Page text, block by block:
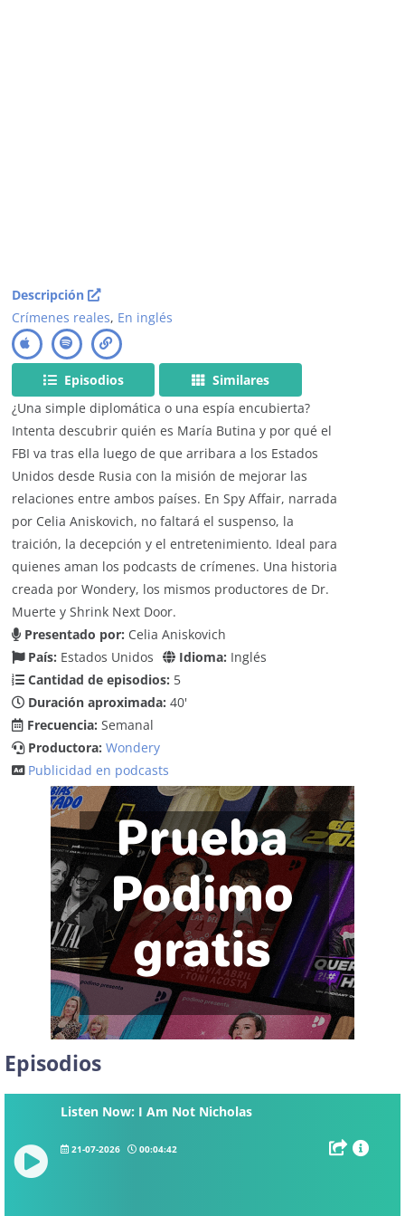
Descripción
Crímenes reales, En inglés
Episodios
Similares
¿Una simple diplomática o una espía encubierta?
Intenta descubrir quién es María Butina y por qué el
FBI va tras ella luego de que arribara a los Estados
Unidos desde Rusia con la misión de mejorar las
relaciones entre ambos países. En Spy Affair, narrada
por Celia Aniskovich, no faltará el suspenso, la
traición, la decepción y el entretenimiento. Ideal para
quienes aman los podcasts de crímenes. Una historia
creada por Wondery, los mismos productores de Dr.
Muerte y Shrink Next Door.
Presentado por: Celia Aniskovich
País: Estados Unidos Idioma: Inglés
Cantidad de episodios: 5
Duración aproximada: 40'
Frecuencia: Semanal
Productora: Wondery
Publicidad en podcasts
Episodios
Listen Now: I Am Not Nicholas
21-07-2026 00:04:42